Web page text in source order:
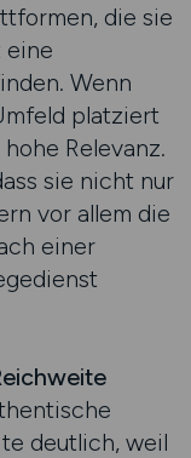
die sie
eine
Wenn
platziert
Relevanz.
sie nicht nur
vor allem die
einer
deutlich, weil